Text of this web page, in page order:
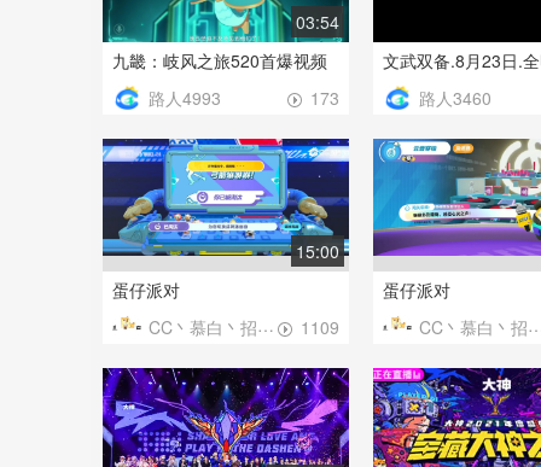
03:54
九畿：岐风之旅520首爆视频
173
路人4993 路人3460
15:00
蛋仔派对
1109
CC丶慕白丶招主播
蛋仔派对
CC丶慕白丶招主播